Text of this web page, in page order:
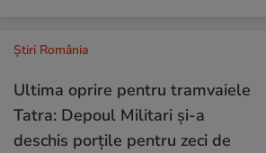
Știri România
Ultima oprire pentru tramvaiele
Tatra: Depoul Militari și-a
deschis porțile pentru zeci de